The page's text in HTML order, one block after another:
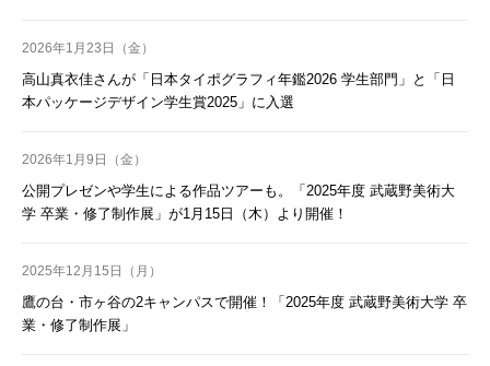
2026年1月23日（金）
高山真衣佳さんが「日本タイポグラフィ年鑑2026 学生部門」と「日
本パッケージデザイン学生賞2025」に入選
2026年1月9日（金）
公開プレゼンや学生による作品ツアーも。「2025年度 武蔵野美術大
学 卒業・修了制作展」が1月15日（木）より開催！
2025年12月15日（月）
鷹の台・市ヶ谷の2キャンパスで開催！「2025年度 武蔵野美術大学 卒
業・修了制作展」